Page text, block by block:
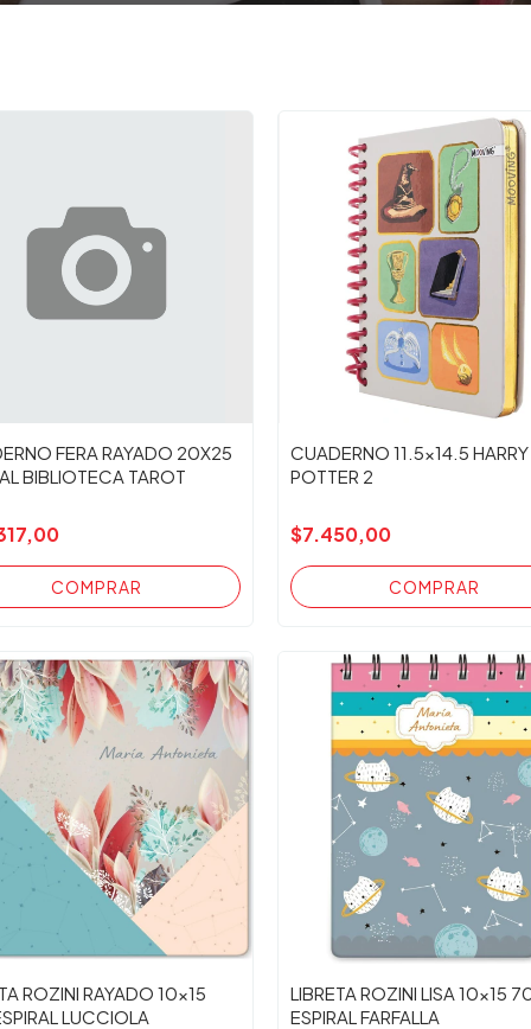
FERA RAYADO 20X25
BIBLIOTECA TAROT
CUADERNO 11.5x14.5 HARRY
POTTER 2
$7.450,00
ROZINI RAYADO 10x15
LUCCIOLA
LIBRETA ROZINI LISA 10x15
ESPIRAL FARFALLA